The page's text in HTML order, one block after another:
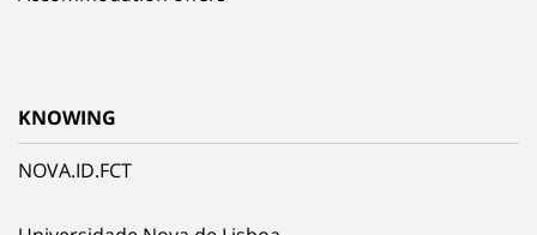
KNOWING
NOVA.ID.FCT